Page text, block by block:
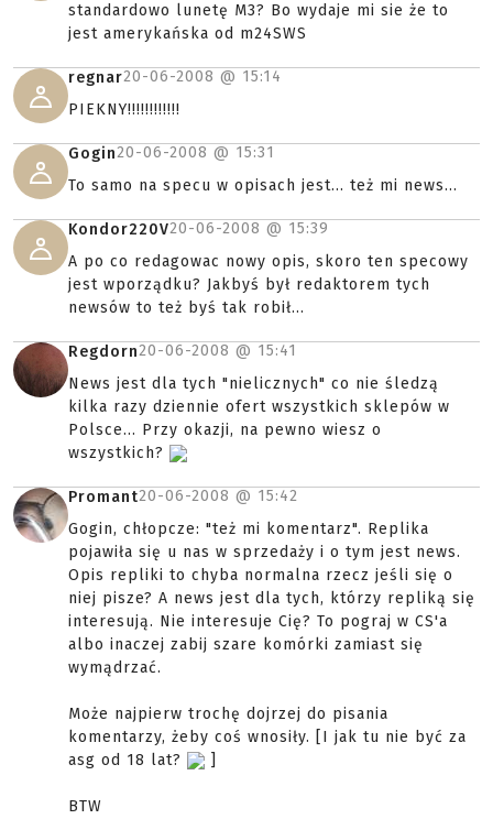
standardowo lunetę M3? Bo wydaje mi sie że to
jest amerykańska od m24SWS
regnar20-06-2008 @ 15:14
PIEKNY!!!!!!!!!!!!
Gogin20-06-2008 @ 15:31
To samo na specu w opisach jest... też mi news...
Kondor220V20-06-2008 @ 15:39
A po co redagowac nowy opis, skoro ten specowy
jest wporządku? Jakbyś był redaktorem tych
newsów to też byś tak robił...
Regdorn20-06-2008 @ 15:41
News jest dla tych "nielicznych" co nie śledzą
kilka razy dziennie ofert wszystkich sklepów w
Polsce... Przy okazji, na pewno wiesz o
wszystkich?
Promant20-06-2008 @ 15:42
Gogin, chłopcze: "też mi komentarz". Replika
pojawiła się u nas w sprzedaży i o tym jest news.
Opis repliki to chyba normalna rzecz jeśli się o
niej pisze? A news jest dla tych, którzy repliką się
interesują. Nie interesuje Cię? To pograj w CS'a
albo inaczej zabij szare komórki zamiast się
wymądrzać.
Może najpierw trochę dojrzej do pisania
komentarzy, żeby coś wnosiły. [I jak tu nie być za
asg od 18 lat?
]
BTW